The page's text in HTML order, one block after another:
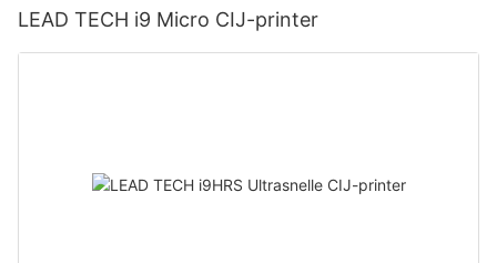
LEAD TECH i9 Micro CIJ-printer